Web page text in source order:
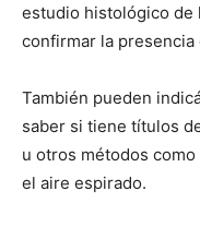
estudio histológico de
confirmar la presencia
También pueden
saber si tiene títulos
u otros métodos
el aire espirado.